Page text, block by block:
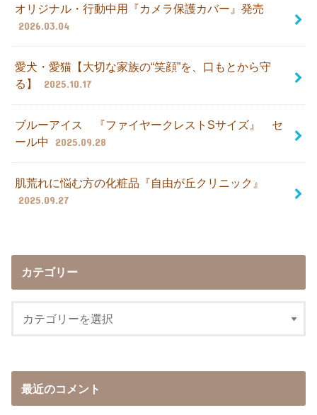
オリジナル・行動中用『カメラ保護カバー』発売
2026.03.04
愛犬・愛猫【大切な家族の“笑顔”を、口もとから守
る】
2025.10.17
ブルーアイス 『ファイヤークレストSサイズ』 セ
ール中
2025.09.28
肌荒れに悩む方の化粧品『自由が丘クリニック』
2025.09.27
カテゴリー
最近のコメント